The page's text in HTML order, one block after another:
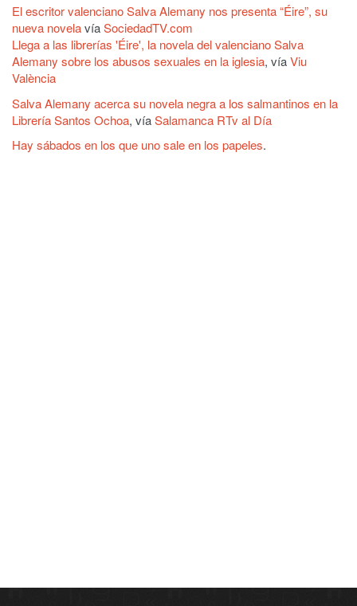
El escritor valenciano Salva Alemany nos presenta “Éire”, su
nueva novelavíaSociedadTV.com
Llega a las librerías 'Éire', la novela del valenciano Salva
Alemany sobre los abusos sexuales en la iglesia, víaViu
València
Salva Alemany acerca su novela negra a los salmantinos en la
Librería Santos Ochoa, víaSalamanca RTv al Día
Hay sábados en los que uno sale en los papeles.